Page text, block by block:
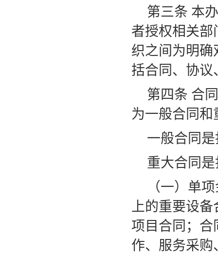
第三条 本
者授权相关
织之间为明
括合同、协
第四条 合
为一般合同和
一般合同
重大合同
（一）单
上的重要设
项目合同；合
作、服务采